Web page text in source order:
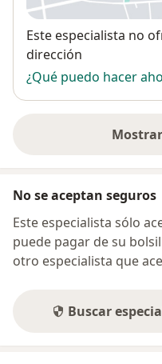
Disponibilidad
Este especialista no
dirección
¿Qué puedo hacer
No se aceptan seguros
Este especialista sólo
puede pagar de su
otro especialista que
Buscar